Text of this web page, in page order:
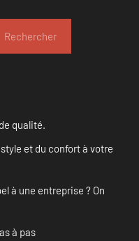
Rechercher
qualité.
et du confort à votre
à une entreprise ? On
à pas